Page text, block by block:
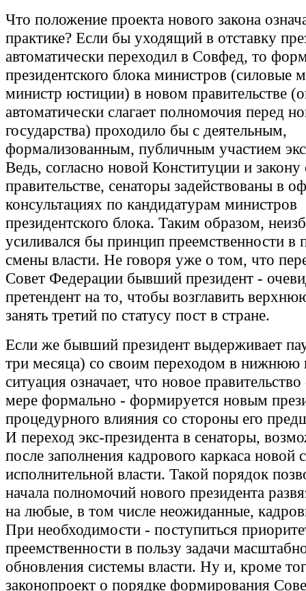
Что положение проекта нового закона
практике? Если бы уходящий в отставку
автоматически переходил в Совфед, то
президентского блока министров (силовые
министр юстиции) в новом правительстве
автоматически слагает полномочия перед
государства) проходило бы с деятельным,
формализованным, публичным участием
Ведь, согласно новой Конституции и закону
правительстве, сенаторы задействованы в
консультациях по кандидатурам министров
президентского блока. Таким образом,
усиливался бы принцип преемственности в
смены власти. Не говоря уже о том, что
Совет Федерации бывший президент -
претендент на то, чтобы возглавить
занять третий по статусу пост в стране.
Если же бывший президент выдерживает
три месяца) со своим переходом в нижнюю
ситуация означает, что новое
мере формально - формируется новым
процедурного влияния со стороны его
И переход экс-президента в сенаторы,
после заполнения кадрового каркаса новой
исполнительной власти. Такой порядок
начала полномочий нового президента
на любые, в том числе неожиданные,
При необходимости - поступиться
преемственности в пользу задачи
обновления системы власти. Ну и, кроме
законопроект о порядке формирования